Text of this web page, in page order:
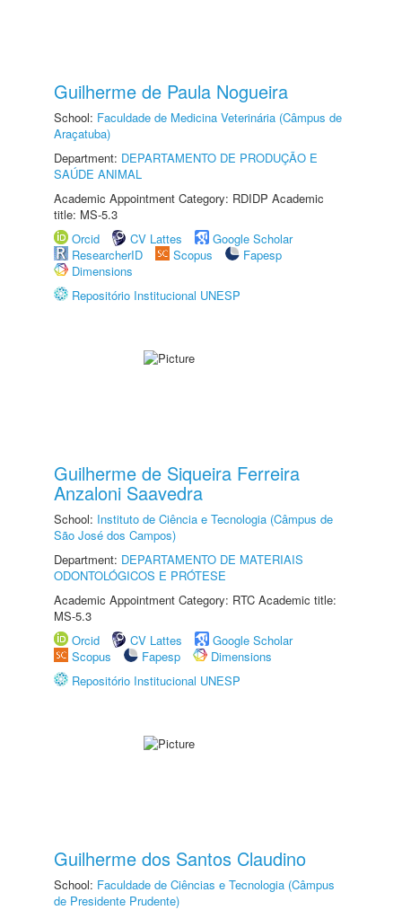
Guilherme de Paula Nogueira
School: Faculdade de Medicina Veterinária (Câmpus de
Araçatuba)
Department: DEPARTAMENTO DE PRODUÇÃO E
SAÚDE ANIMAL
Academic Appointment Category: RDIDP Academic
title: MS-5.3
Orcid
CV Lattes
Google Scholar
ResearcherID
Scopus
Fapesp
Dimensions
Repositório Institucional UNESP
Guilherme de Siqueira Ferreira
Anzaloni Saavedra
School: Instituto de Ciência e Tecnologia (Câmpus de
São José dos Campos)
Department: DEPARTAMENTO DE MATERIAIS
ODONTOLÓGICOS E PRÓTESE
Academic Appointment Category: RTC Academic title:
MS-5.3
Orcid
CV Lattes
Google Scholar
Scopus
Fapesp
Dimensions
Repositório Institucional UNESP
Guilherme dos Santos Claudino
School: Faculdade de Ciências e Tecnologia (Câmpus
de Presidente Prudente)